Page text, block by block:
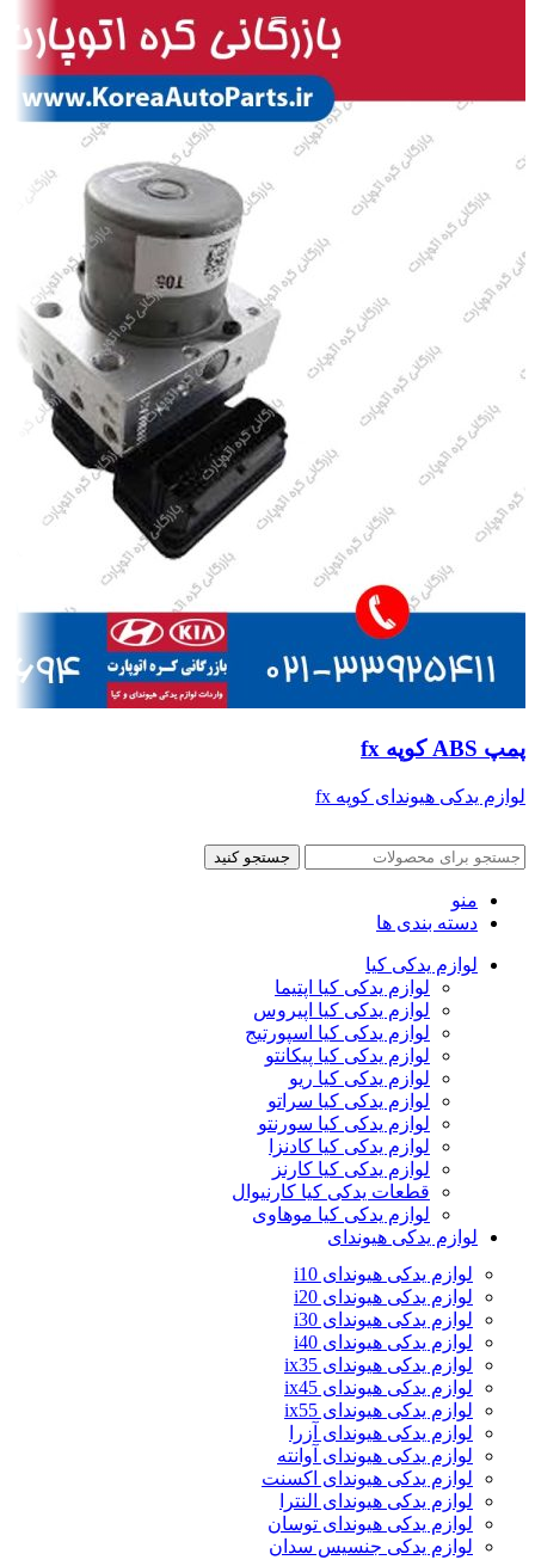
پمپ ABS کوپه fx
لوازم یدکی هیوندای کوپه fx
جستجو کنید
منو
دسته بندی ها
لوازم یدکی کیا
لوازم یدکی کیا اپتیما
لوازم یدکی کیا اپیروس
لوازم یدکی کیا اسپورتیج
لوازم یدکی کیا پیکانتو
لوازم یدکی کیا ریو
لوازم یدکی کیا سراتو
لوازم یدکی کیا سورنتو
لوازم یدکی کیا کادنزا
لوازم یدکی کیا کارنز
قطعات یدکی کیا کارنیوال
لوازم یدکی کیا موهاوی
لوازم یدکی هیوندای
لوازم یدکی هیوندای i10
لوازم یدکی هیوندای i20
لوازم یدکی هیوندای i30
لوازم یدکی هیوندای i40
لوازم یدکی هیوندای ix35
لوازم یدکی هیوندای ix45
لوازم یدکی هیوندای ix55
لوازم یدکی هیوندای آزرا
لوازم یدکی هیوندای آوانته
لوازم یدکی هیوندای اکسنت
لوازم یدکی هیوندای النترا
لوازم یدکی هیوندای توسان
لوازم یدکی جنسیس سدان